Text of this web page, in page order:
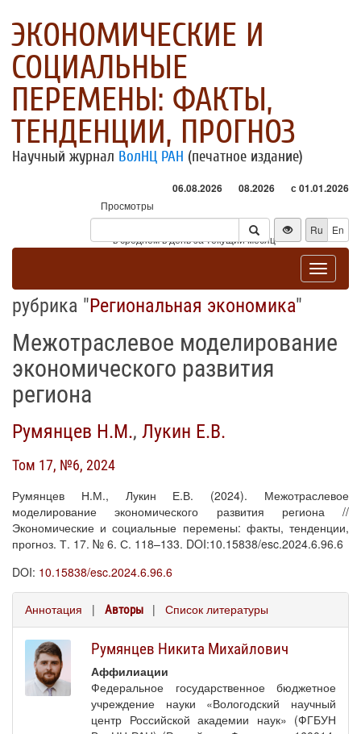
ЭКОНОМИЧЕСКИЕ И
СОЦИАЛЬНЫЕ
ПЕРЕМЕНЫ: ФАКТЫ,
ТЕНДЕНЦИИ, ПРОГНОЗ
Научный журнал ВолНЦ РАН (печатное издание)
06.08.2026 08.2026 с 01.01.2026
Просмотры
Посетители
* - в среднем в день за текущий месяц
Ru En
Toggle
рубрика "Региональная экономика"
Межотраслевое моделирование
экономического развития
региона
Румянцев Н.М., Лукин Е.В.
Том 17, №6, 2024
Румянцев Н.М., Лукин Е.В. (2024). Межотраслевое
моделирование экономического развития региона //
Экономические и социальные перемены: факты, тенденции,
прогноз. Т. 17. № 6. С. 118–133. DOI:10.15838/esc.2024.6.96.6
DOI: 10.15838/esc.2024.6.96.6
Аннотация | Авторы | Список литературы
Румянцев Никита Михайлович
Аффилиации
Федеральное государственное бюджетное
учреждение науки «Вологодский научный
центр Российской академии наук» (ФГБУН